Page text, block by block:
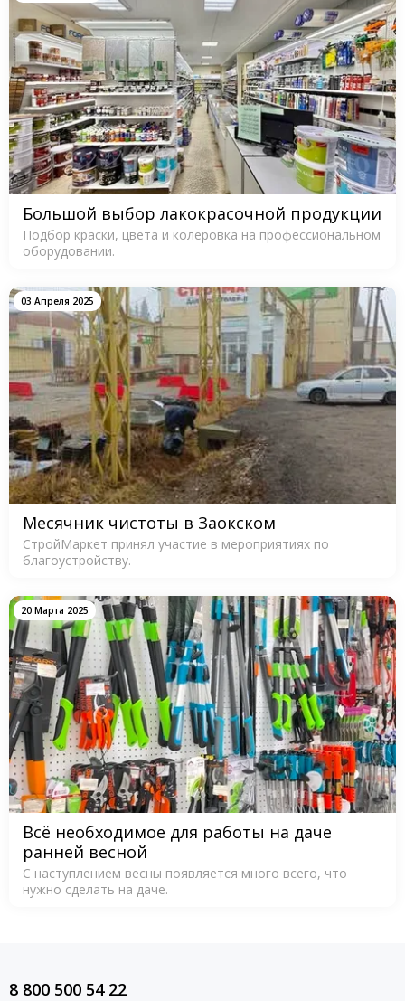
Большой выбор лакокрасочной продукции
Подбор краски, цвета и колеровка на профессиональном
оборудовании.
03 Апреля 2025
Месячник чистоты в Заокском
СтройМаркет принял участие в мероприятиях по
благоустройству.
20 Марта 2025
Всё необходимое для работы на даче
ранней весной
С наступлением весны появляется много всего, что
нужно сделать на даче.
8 800 500 54 22